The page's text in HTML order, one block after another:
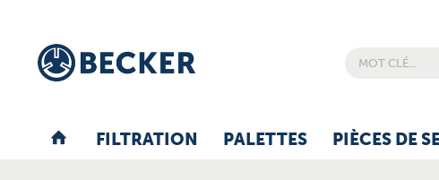
FILTRATION PALETTES PIÈCES DE